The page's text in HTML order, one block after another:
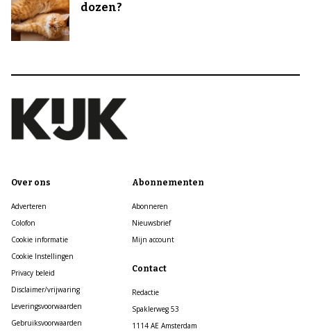
dozen?
Over ons
Adverteren
Colofon
Cookie informatie
Cookie Instellingen
Privacy beleid
Disclaimer/vrijwaring
Leveringsvoorwaarden
Gebruiksvoorwaarden
Abonnementen
Abonneren
Nieuwsbrief
Mijn account
Contact
Redactie
Spaklerweg 53
1114 AE Amsterdam